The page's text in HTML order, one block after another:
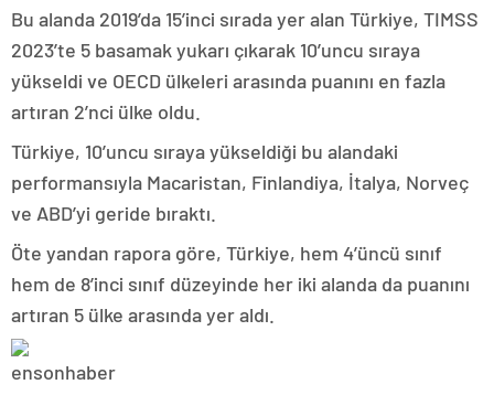
Bu alanda 2019’da 15’inci sırada yer alan Türkiye, TIMSS
2023’te 5 basamak yukarı çıkarak 10’uncu sıraya
yükseldi ve OECD ülkeleri arasında puanını en fazla
artıran 2’nci ülke oldu.
Türkiye, 10’uncu sıraya yükseldiği bu alandaki
performansıyla Macaristan, Finlandiya, İtalya, Norveç
ve ABD’yi geride bıraktı.
Öte yandan rapora göre, Türkiye, hem 4’üncü sınıf
hem de 8’inci sınıf düzeyinde her iki alanda da puanını
artıran 5 ülke arasında yer aldı.